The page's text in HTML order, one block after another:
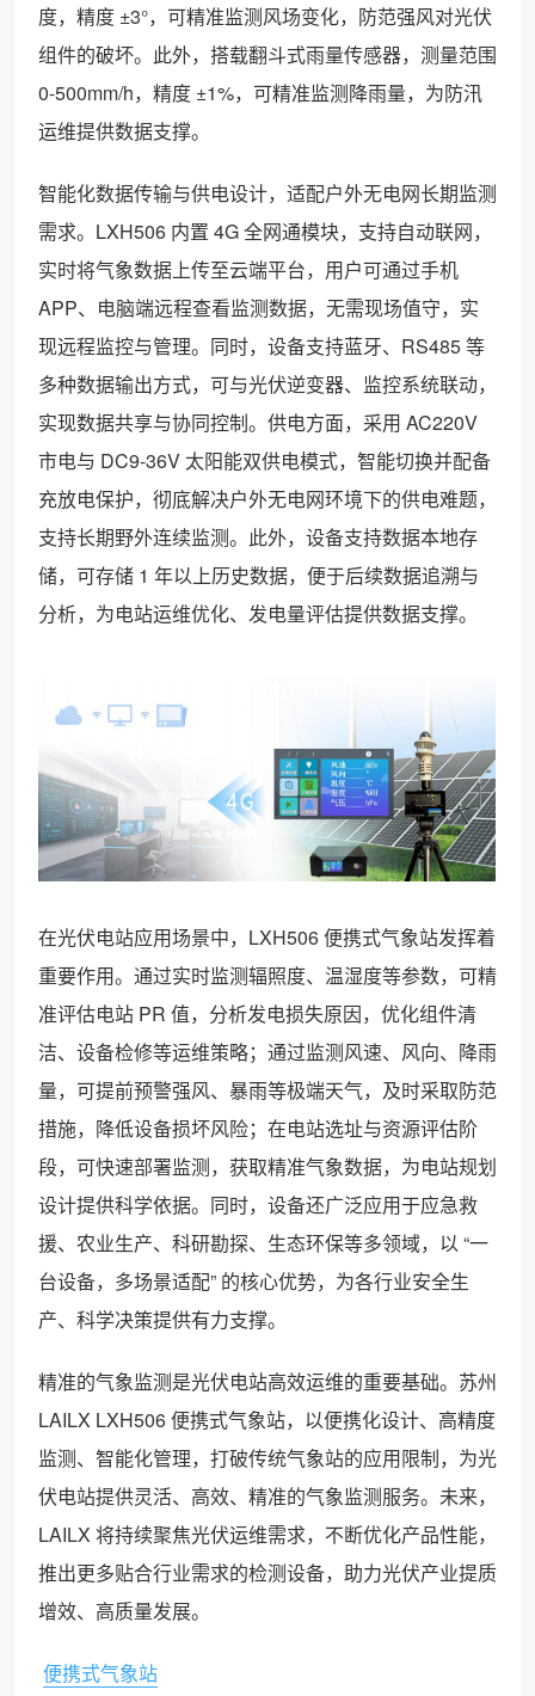
度，精度 ±3°，可精准监测风场变化，防范强风对光伏
组件的破坏。此外，搭载翻斗式雨量传感器，测量范围
0-500mm/h，精度 ±1%，可精准监测降雨量，为防汛
运维提供数据支撑。
智能化数据传输与供电设计，适配户外无电网长期监测
需求。LXH506 内置 4G 全网通模块，支持自动联网，
实时将气象数据上传至云端平台，用户可通过手机
APP、电脑端远程查看监测数据，无需现场值守，实
现远程监控与管理。同时，设备支持蓝牙、RS485 等
多种数据输出方式，可与光伏逆变器、监控系统联动，
实现数据共享与协同控制。供电方面，采用 AC220V
市电与 DC9-36V 太阳能双供电模式，智能切换并配备
充放电保护，彻底解决户外无电网环境下的供电难题，
支持长期野外连续监测。此外，设备支持数据本地存
储，可存储 1 年以上历史数据，便于后续数据追溯与
分析，为电站运维优化、发电量评估提供数据支撑。
在光伏电站应用场景中，LXH506 便携式气象站发挥着
重要作用。通过实时监测辐照度、温湿度等参数，可精
准评估电站 PR 值，分析发电损失原因，优化组件清
洁、设备检修等运维策略；通过监测风速、风向、降雨
量，可提前预警强风、暴雨等极端天气，及时采取防范
措施，降低设备损坏风险；在电站选址与资源评估阶
段，可快速部署监测，获取精准气象数据，为电站规划
设计提供科学依据。同时，设备还广泛应用于应急救
援、农业生产、科研勘探、生态环保等多领域，以 “一
台设备，多场景适配” 的核心优势，为各行业安全生
产、科学决策提供有力支撑。
精准的气象监测是光伏电站高效运维的重要基础。苏州
LAILX LXH506 便携式气象站，以便携化设计、高精度
监测、智能化管理，打破传统气象站的应用限制，为光
伏电站提供灵活、高效、精准的气象监测服务。未来，
LAILX 将持续聚焦光伏运维需求，不断优化产品性能，
推出更多贴合行业需求的检测设备，助力光伏产业提质
增效、高质量发展。
便携式气象站